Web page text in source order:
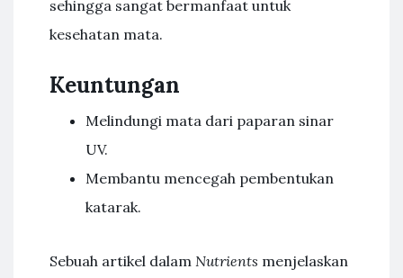
sehingga sangat bermanfaat untuk
kesehatan mata.
Keuntungan
Melindungi mata dari paparan sinar
UV.
Membantu mencegah pembentukan
katarak.
Sebuah artikel dalam Nutrients menjelaskan